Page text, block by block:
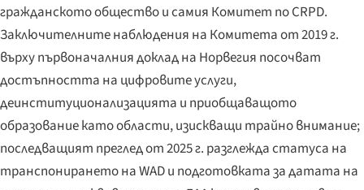
гражданското общество и самия Комитет по CRPD.
Заключителните наблюдения на Комитета от 2019 г.
върху първоначалния доклад на Норвегия посочват
достъпността на цифровите услуги,
деинституционализацията и приобщаващото
образование като области, изискващи трайно внимание;
последващият преглед от 2025 г. разглежда статуса на
транспонирането на WAD и подготовката за датата на